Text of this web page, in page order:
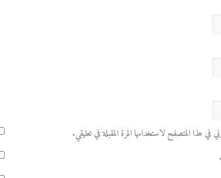
هذا المتصفح لاستخدامها المرة المقبلة في تعليقي.